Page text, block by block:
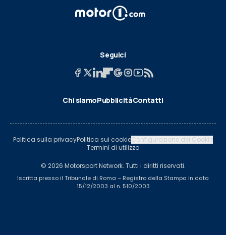
Seguici
Chi siamoPubblicitàContatti
Politica sulla privacyPolitica sui cookieConfigurazione dei Cookie
Termini di utilizzo
© 2026 Motorsport Network. Tutti i diritti riservati.
Iscritta presso il Tribunale di Roma – Registro della Stampa in data
15/12/2003 al n. 510/2003